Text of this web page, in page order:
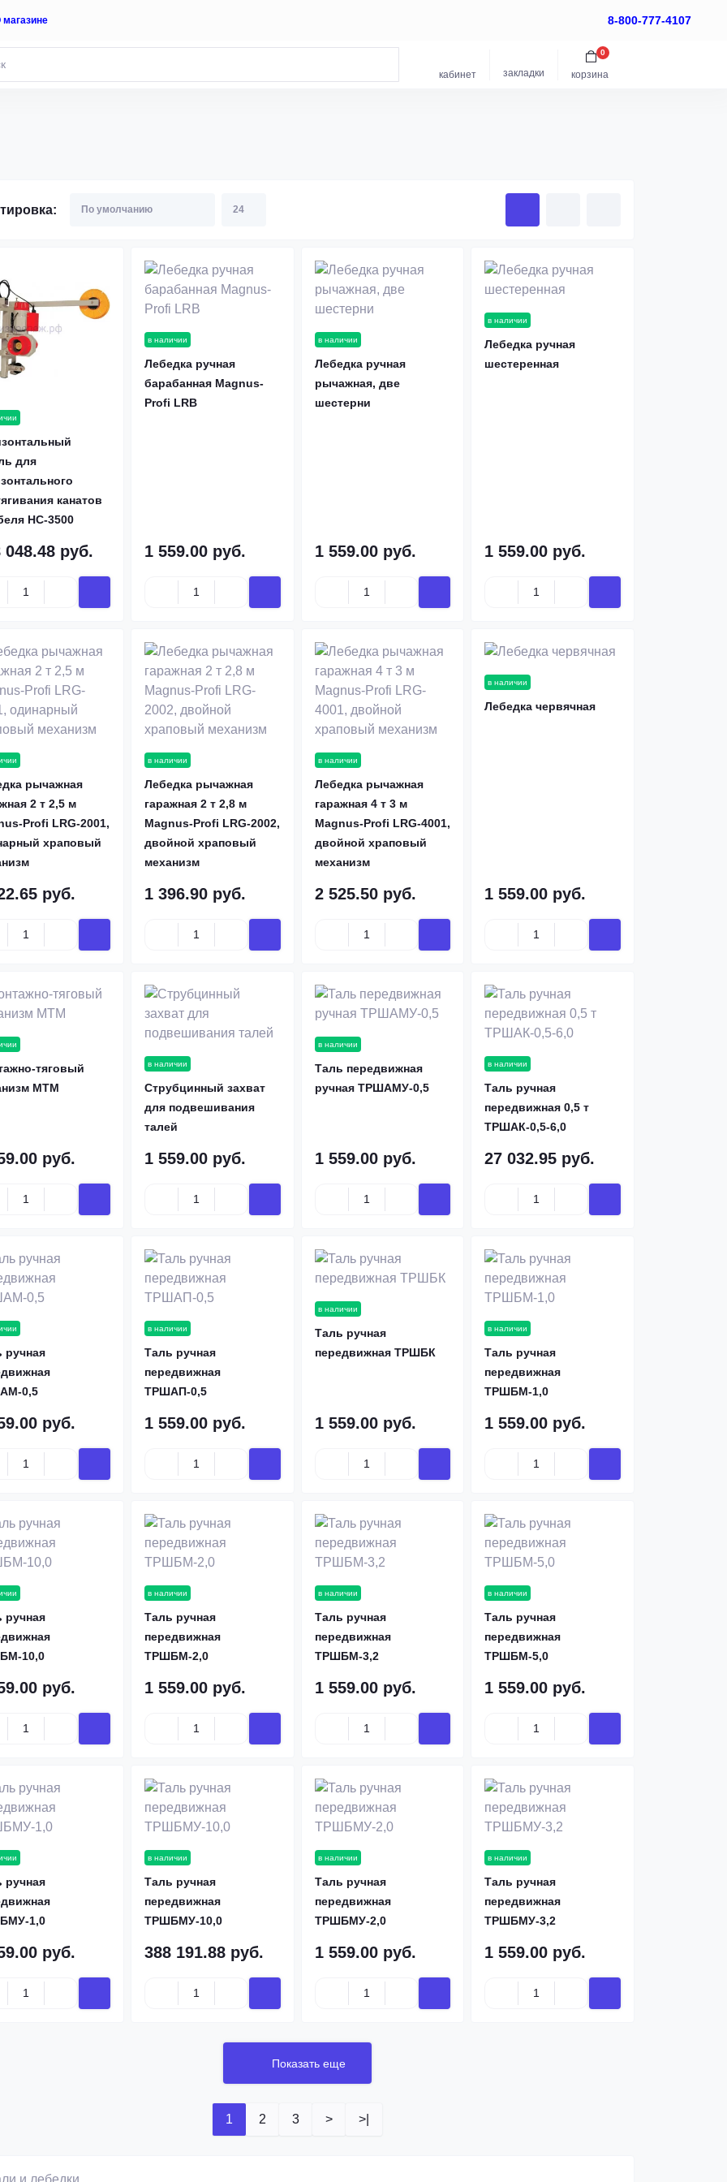
магазине 8-800-777-4107
кабинет закладки корзина
0
для
канатов
HC-3500
048.48 руб.
в наличии
Лебедка ручная
барабанная Magnus-
Profi LRB
1 559.00 руб.
в наличии
Лебедка ручная
рычажная, две
шестерни
1 559.00 руб.
в наличии
Лебедка ручная
шестеренная
1 559.00 руб.
рычажная
2 т 2,5 м
Profi LRG-2001,
храповый
руб.
в наличии
Лебедка рычажная
гаражная 2 т 2,8 м
Magnus-Profi LRG-2002,
двойной храповый
механизм
1 396.90 руб.
в наличии
Лебедка рычажная
гаражная 4 т 3 м
Magnus-Profi LRG-4001,
двойной храповый
механизм
2 525.50 руб.
в наличии
Лебедка червячная
1 559.00 руб.
тяговый
МТМ
руб.
в наличии
Струбцинный захват
для подвешивания
талей
1 559.00 руб.
в наличии
Таль передвижная
ручная ТРШАМУ-0,5
1 559.00 руб.
в наличии
Таль ручная
передвижная 0,5 т
ТРШАК-0,5-6,0
27 032.95 руб.
ручная
0,5
руб.
в наличии
Таль ручная
передвижная
ТРШАП-0,5
1 559.00 руб.
в наличии
Таль ручная
передвижная ТРШБК
1 559.00 руб.
в наличии
Таль ручная
передвижная
ТРШБМ-1,0
1 559.00 руб.
ручная
10,0
руб.
в наличии
Таль ручная
передвижная
ТРШБМ-2,0
1 559.00 руб.
в наличии
Таль ручная
передвижная
ТРШБМ-3,2
1 559.00 руб.
в наличии
Таль ручная
передвижная
ТРШБМ-5,0
1 559.00 руб.
ручная
1,0
руб.
в наличии
Таль ручная
передвижная
ТРШБМУ-10,0
388 191.88 руб.
в наличии
Таль ручная
передвижная
ТРШБМУ-2,0
1 559.00 руб.
в наличии
Таль ручная
передвижная
ТРШБМУ-3,2
1 559.00 руб.
Показать еще
1 2 3 > >|